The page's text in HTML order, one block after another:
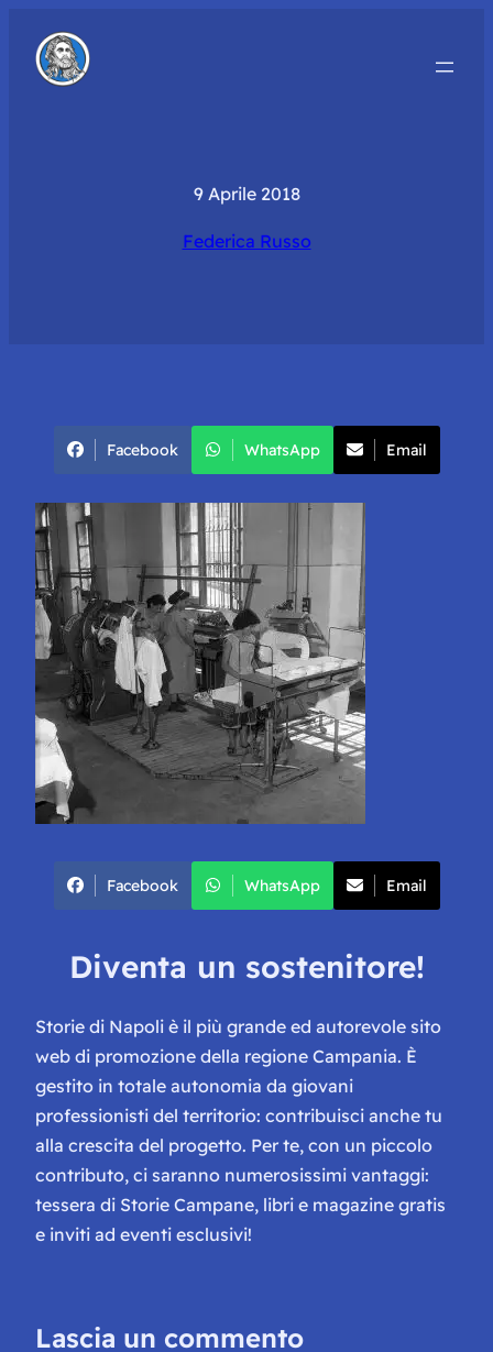
9 Aprile 2018
Federica Russo
Facebook WhatsApp Email
Facebook WhatsApp Email
Diventa un sostenitore!
Storie di Napoli è il più grande ed autorevole sito
web di promozione della regione Campania. È
gestito in totale autonomia da giovani
professionisti del territorio: contribuisci anche tu
alla crescita del progetto. Per te, con un piccolo
contributo, ci saranno numerosissimi vantaggi:
tessera di Storie Campane, libri e magazine gratis
e inviti ad eventi esclusivi!
Lascia un commento